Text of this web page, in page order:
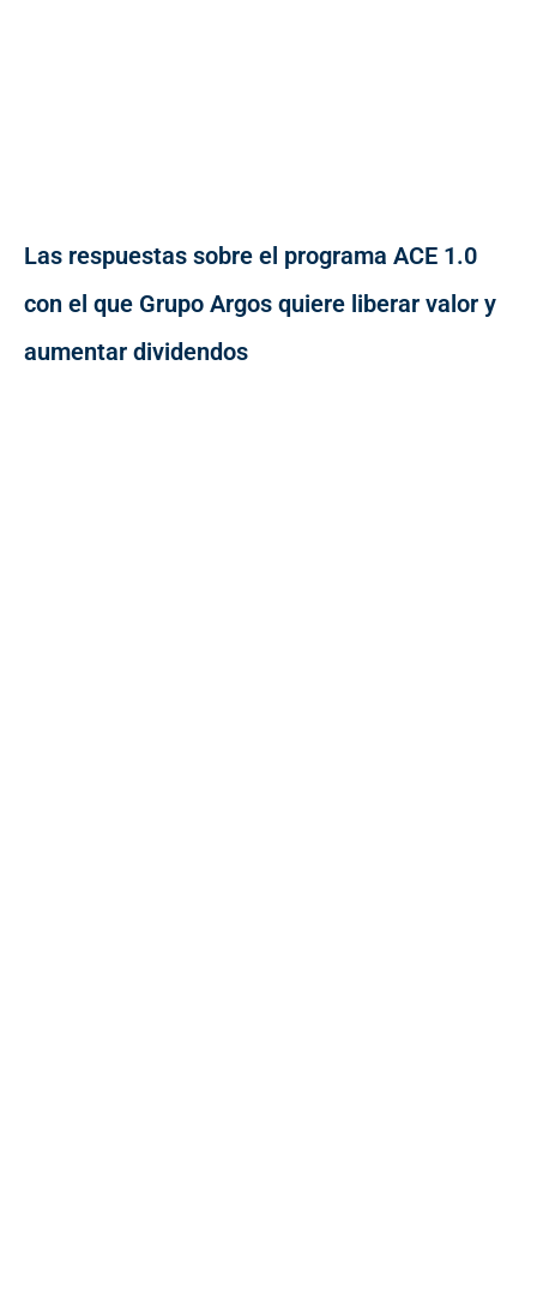
Las respuestas sobre el programa ACE 1.0
con el que Grupo Argos quiere liberar valor y
aumentar dividendos